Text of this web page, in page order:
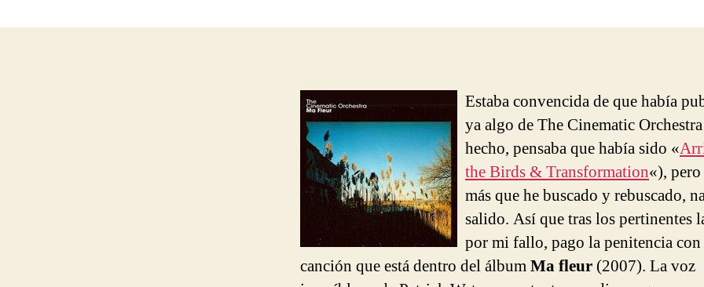
Estaba convencida de que había
ya algo de The Cinematic
hecho, pensaba que había sido «
the Birds & Transformation«),
más que he buscado y rebuscado,
salido. Así que tras los pertinentes
por mi fallo, pago la penitencia con
canción que está dentro del álbumMa fleur (2007). La voz